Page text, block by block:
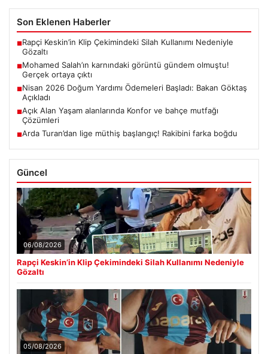
Son Eklenen Haberler
■Rapçi Keskin’in Klip Çekimindeki Silah Kullanımı Nedeniyle
Gözaltı
■Mohamed Salah’ın karnındaki görüntü gündem olmuştu!
Gerçek ortaya çıktı
■Nisan 2026 Doğum Yardımı Ödemeleri Başladı: Bakan Göktaş
Açıkladı
■Açık Alan Yaşam alanlarında Konfor ve bahçe mutfağı
Çözümleri
■Arda Turan’dan lige müthiş başlangıç! Rakibini farka boğdu
Güncel
06/08/2026
Rapçi Keskin’in Klip Çekimindeki Silah Kullanımı Nedeniyle
Gözaltı
05/08/2026